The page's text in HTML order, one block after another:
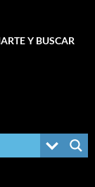
Y BUSCAR